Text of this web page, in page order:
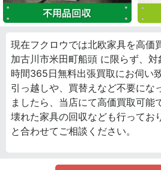
現在フクロウでは北欧家具を高価
加古川市米田町船頭 に限らず、
時間365日無料出張買取にお伺い
引っ越しや、買替えなど不要にな
ましたら、当店にて高価買取可能
壊れた家具の回収なども行ってお
と合わせてご相談ください。